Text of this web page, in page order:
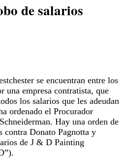
de salarios
se encuentran entre los
una empresa contratista, que
los salarios que les adeudan
ordenado el Procurador
Hay una orden de
contra Donato Pagnotta y
de J & D Painting